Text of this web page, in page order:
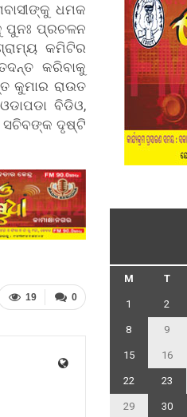
ଧମକ
ପୁନଃ ପ୍ରଚଳନ
କମିଟିର
କରିବାକୁ
କୁମାର ରାଉତ
ବିଡିଓ,
ସଚିବଙ୍କ ଦୃଷ୍ଟି
0
19
M T
1 2
8 9
15 16
22 23
29 30